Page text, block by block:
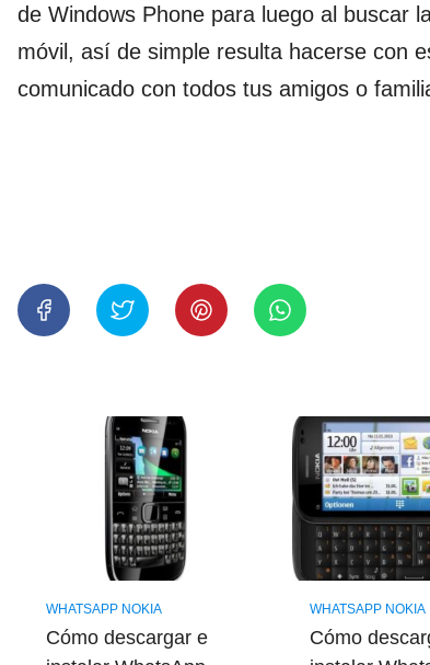
de Windows Phone para luego al buscar
móvil, así de simple resulta hacerse con
comunicado con todos tus amigos o
WHATSAPP NOKIA
Cómo descargar e
WHATSAPP NOKIA
Cómo